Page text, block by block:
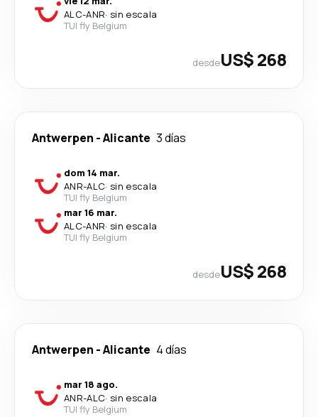
ALC-ANR· sin escala
TUI fly Belgium
desdeUS$ 268
Antwerpen -Alicante 3 días
dom 14 mar.
ANR-ALC· sin escala
TUI fly Belgium
mar 16 mar.
ALC-ANR· sin escala
TUI fly Belgium
desdeUS$ 268
Antwerpen -Alicante 4 días
mar 18 ago.
ANR-ALC· sin escala
TUI fly Belgium